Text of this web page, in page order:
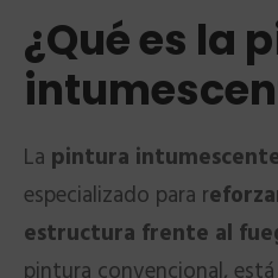
¿Qué es la
La pintura
especializado para r
estructura frente al